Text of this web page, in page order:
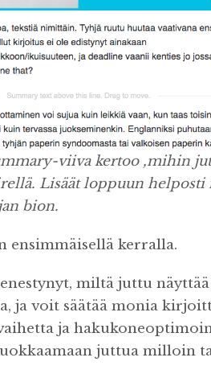
viiva kertoo ,mihin
Lisäät loppuun helposti
bion.
ensimmäisellä kerralla.
miltä juttu näyttää
ja voit säätää monia
ja
juttua milloin